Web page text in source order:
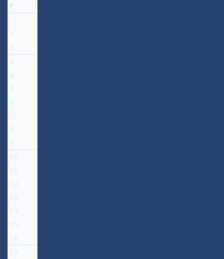
P
1
2
3
4
5
6
7
8
9
10
11
12
13
14
15
16
17